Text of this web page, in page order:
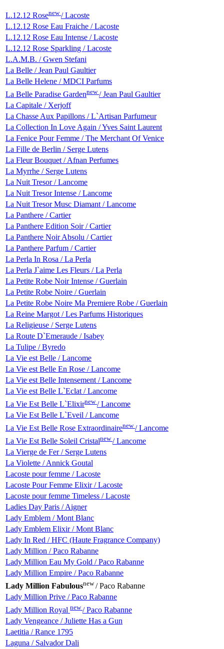
L.12.12 Rosenew/ Lacoste
L.12.12 Rose Eau Fraiche / Lacoste
L.12.12 Rose Eau Intense / Lacoste
L.12.12 Rose Sparkling / Lacoste
L.A.M.B. / Gwen Stefani
La Belle / Jean Paul Gaultier
La Belle Helene / MDCI Parfums
La Belle Paradise Gardennew/ Jean Paul Gaultier
La Capitale / Xerjoff
La Chasse Aux Papillons / L`Artisan Parfumeur
La Collection In Love Again / Yves Saint Laurent
La Fenice Pour Femme / The Merchant Of Venice
La Fille de Berlin / Serge Lutens
La Fleur Bouquet / Afnan Perfumes
La Myrrhe / Serge Lutens
La Nuit Tresor / Lancome
La Nuit Tresor Intense / Lancome
La Nuit Tresor Musc Diamant / Lancome
La Panthere / Cartier
La Panthere Edition Soir / Cartier
La Panthere Noir Absolu / Cartier
La Panthere Parfum / Cartier
La Perla In Rosa / La Perla
La Perla J`aime Les Fleurs / La Perla
La Petite Robe Noir Intense / Guerlain
La Petite Robe Noire / Guerlain
La Petite Robe Noire Ma Premiere Robe / Guerlain
La Reine Margot / Les Parfums Historiques
La Religieuse / Serge Lutens
La Route D`Emeraude / Isabey
La Tulipe / Byredo
La Vie est Belle / Lancome
La Vie est Belle En Rose / Lancome
La Vie est Belle Intensement / Lancome
La Vie est Belle L`Eclat / Lancome
La Vie Est Belle L`Elixirnew/ Lancome
La Vie Est Belle L`Eveil / Lancome
La Vie Est Belle Rose Extraordinairenew/ Lancome
La Vie Est Belle Soleil Cristalnew/ Lancome
La Vierge de Fer / Serge Lutens
La Violette / Annick Goutal
Lacoste pour femme / Lacoste
Lacoste Pour Femme Elixir / Lacoste
Lacoste pour femme Timeless / Lacoste
Ladies Day Paris / Aigner
Lady Emblem / Mont Blanc
Lady Emblem Elixir / Mont Blanc
Lady In Red / HFC (Haute Fragrance Company)
Lady Million / Paco Rabanne
Lady Million Eau My Gold / Paco Rabanne
Lady Million Empire / Paco Rabanne
Lady Million Fabulousnew/ Paco Rabanne
Lady Million Prive / Paco Rabanne
Lady Million Royal new/ Paco Rabanne
Lady Vengeance / Juliette Has a Gun
Laetitia / Rance 1795
Laguna / Salvador Dali